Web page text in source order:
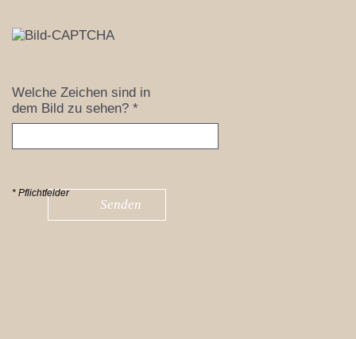
Welche Zeichen sind in
dem Bild zu sehen? *